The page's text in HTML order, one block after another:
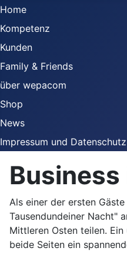
Home
Kompetenz
Kunden
Family & Friends
über wepacom
Shop
News
Impressum und Datenschutz
Als einer der ersten
Tausendundeiner Nacht"
Mittleren Osten teilen.
beide Seiten ein